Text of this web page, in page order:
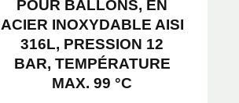
POUR BALLONS, EN
ACIER INOXYDABLE AISI
316L, PRESSION 12
BAR, TEMPÉRATURE
MAX. 99 °C